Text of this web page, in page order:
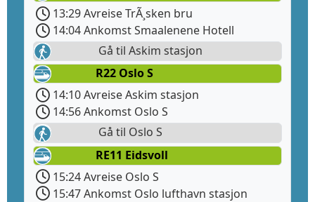
13:29 Avreise TrÃ¸sken bru
14:04 Ankomst Smaalenene Hotell
Gå til Askim stasjon
R22 Oslo S
14:10 Avreise Askim stasjon
14:56 Ankomst Oslo S
Gå til Oslo S
RE11 Eidsvoll
15:24 Avreise Oslo S
15:47 Ankomst Oslo lufthavn stasjon